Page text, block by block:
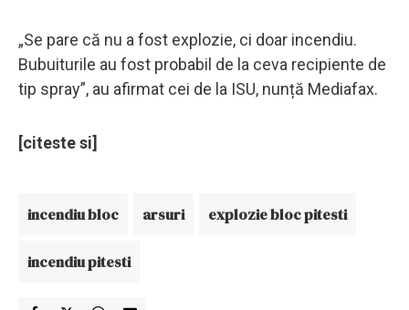
„Se pare că nu a fost explozie, ci doar incendiu.
Bubuiturile au fost probabil de la ceva recipiente de
tip spray”, au afirmat cei de la ISU, nunță Mediafax.
[citeste si]
incendiu bloc arsuri explozie bloc pitesti
incendiu pitesti